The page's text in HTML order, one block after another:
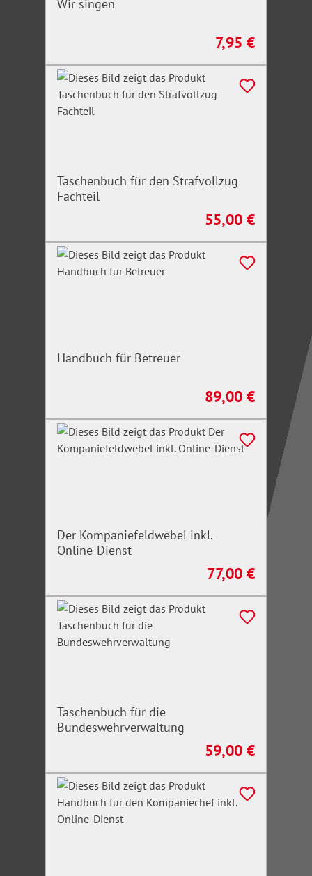
Wir singen
Regulärer Preis:
7,95 €
Taschenbuch für den Strafvollzug
Fachteil
Regulärer Preis:
55,00 €
Handbuch für Betreuer
Regulärer Preis:
89,00 €
Der Kompaniefeldwebel inkl.
Online-Dienst
Regulärer Preis:
77,00 €
Taschenbuch für die
Bundeswehrverwaltung
Regulärer Preis:
59,00 €